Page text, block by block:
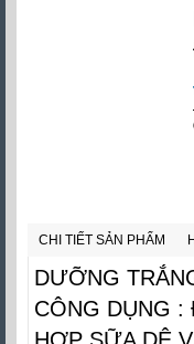
CHI TIẾT SẢN PHẨM
DƯỠNG
CÔNG DỤNG
HỢP SỮA DÊ